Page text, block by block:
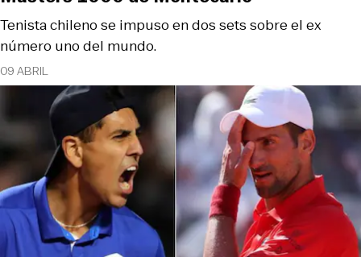
09 ABRIL
Tenista chileno se impuso en dos sets sobre el ex
número uno del mundo.